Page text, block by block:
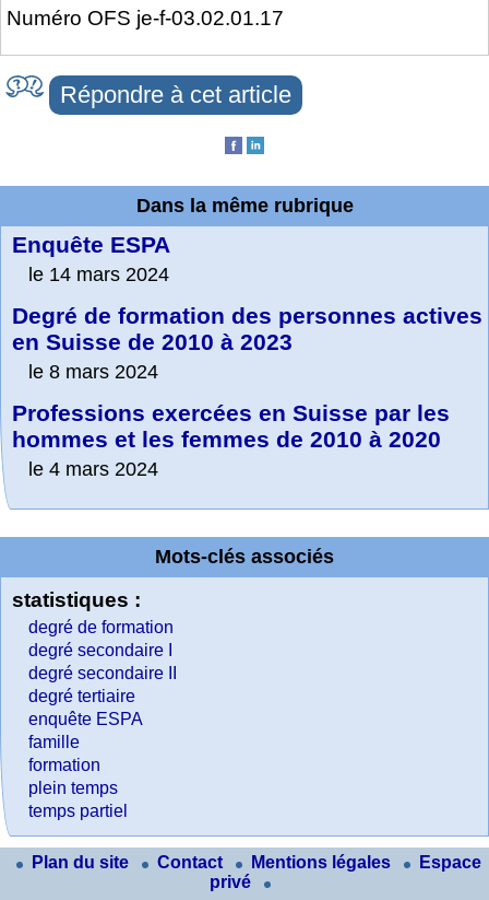
Numéro OFS je-f-03.02.01.17
Répondre à cet article
Dans la même rubrique
Enquête ESPA
le 14 mars 2024
Degré de formation des personnes actives
en Suisse de 2010 à 2023
le 8 mars 2024
Professions exercées en Suisse par les
hommes et les femmes de 2010 à 2020
le 4 mars 2024
Mots-clés associés
statistiques :
degré de formation
degré secondaire I
degré secondaire II
degré tertiaire
enquête ESPA
famille
formation
plein temps
temps partiel
Plan du site Contact Mentions légales
Espace
privé